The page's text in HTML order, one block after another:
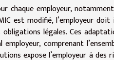
chaque employeur,
est modifié, l’employeur
légales. Ces
comprenant
expose l’employeur à des